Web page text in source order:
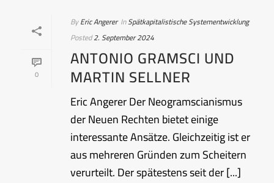
0
ByEric Angerer InSpätkapitalistische Systementwicklung
Posted2. September 2024
ANTONIO GRAMSCI UND
MARTIN SELLNER
Eric Angerer Der Neogramscianismus
der Neuen Rechten bietet einige
interessante Ansätze. Gleichzeitig ist er
aus mehreren Gründen zum Scheitern
verurteilt. Der spätestens seit der [...]